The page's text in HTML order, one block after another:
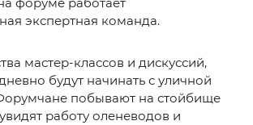
экспертная команда.
мастер-классов и дискуссий,
будут начинать с уличной
побывают на стойбище
работу оленеводов и